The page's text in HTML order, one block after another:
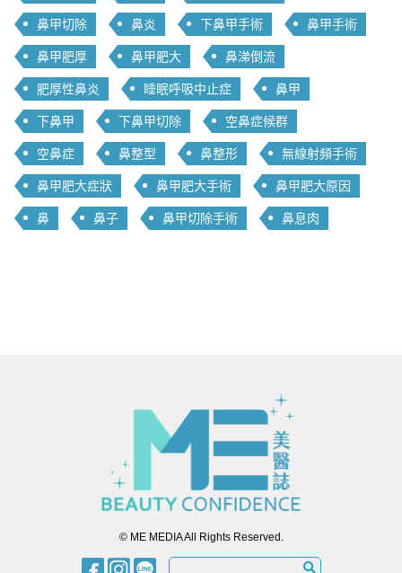
鼻甲切除 鼻炎 下鼻甲手術 鼻甲手術
鼻甲肥厚 鼻甲肥大 鼻涕倒流
肥厚性鼻炎 睡眠呼吸中止症 鼻甲
下鼻甲 下鼻甲切除 空鼻症候群
空鼻症 鼻整型 鼻整形 無線射頻手術
鼻甲肥大症狀 鼻甲肥大手術 鼻甲肥大原因
鼻 鼻子 鼻甲切除手術 鼻息肉
© ME MEDIA All Rights Reserved.